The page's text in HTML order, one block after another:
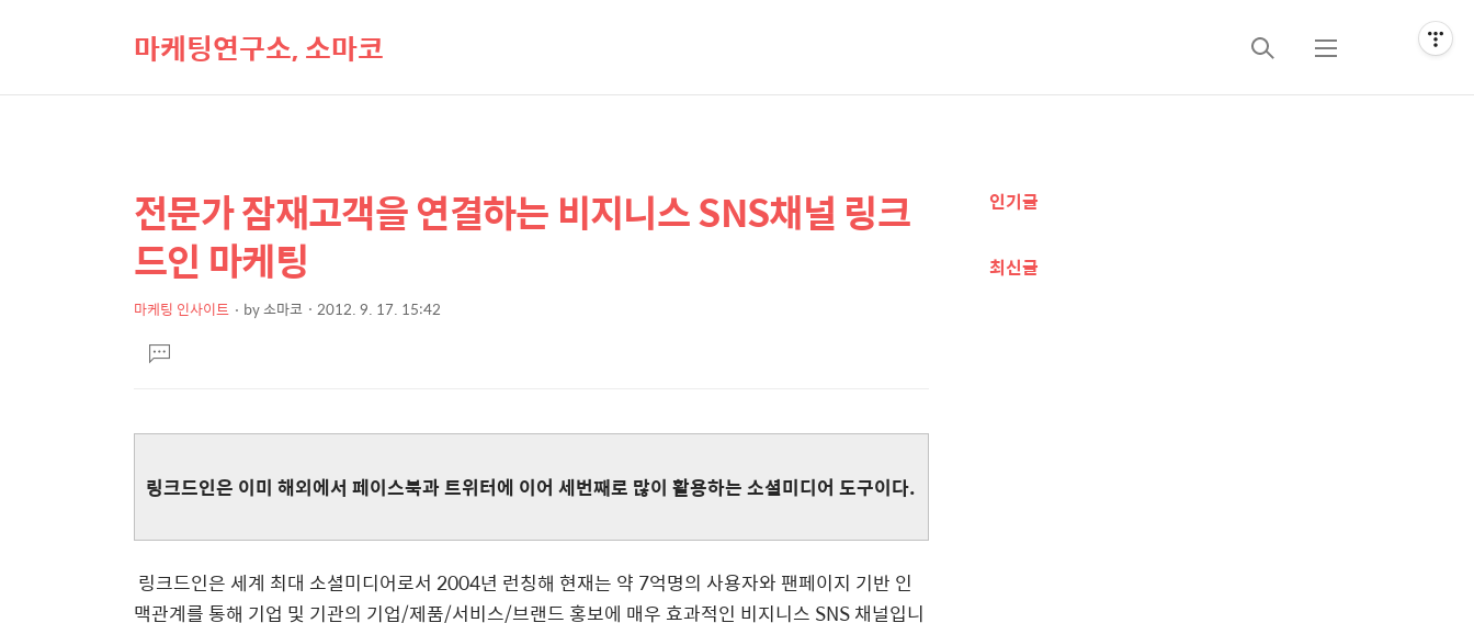
마케팅연구소, 소마코
검
메
상
세
컨
텐
본
문
제
전문가 잠재고객을 연결하는 비지니스 SNS채널 링크
드인 마케팅
마케팅 인사이트 by소마코 2012. 9. 17. 15:42
문댓
글
링크드인은 이미 해외에서 페이스북과 트위터에 이어 세번째로 많이 활용하는 소셜미디어 도구이다.
링크드인은 세계 최대 소셜미디어로서 2004년 런칭해 현재는 약 7억명의 사용자와 팬페이지 기반 인
맥관계를 통해 기업 및 기관의 기업/제품/서비스/브랜드 홍보에 매우 효과적인 비지니스 SNS 채널입니
추
정
인기글
최신글